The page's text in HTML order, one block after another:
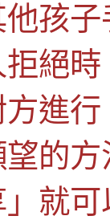
孩
絕
進
的
就